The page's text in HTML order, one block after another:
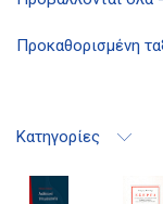
Προκαθορισμένη
Κατηγορίες